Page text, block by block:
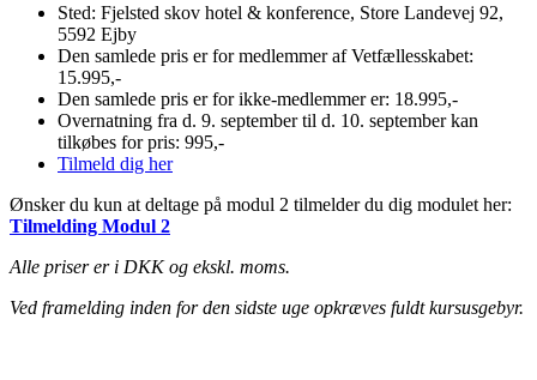
Sted: Fjelsted skov hotel & konference, Store Landevej 92,
5592 Ejby
Den samlede pris er for medlemmer af Vetfællesskabet:
15.995,-
Den samlede pris er for ikke-medlemmer er: 18.995,-
Overnatning fra d. 9. september til d. 10. september kan
tilkøbes for pris: 995,-
Tilmeld dig her
Ønsker du kun at deltage på modul 2 tilmelder du dig modulet her:
Tilmelding Modul 2
Alle priser er i DKK og ekskl. moms.
Ved framelding inden for den sidste uge opkræves fuldt kursusgebyr.